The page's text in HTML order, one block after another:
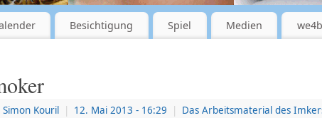
Besichtigung Spiel Medien
Simon Kouril | 12. Mai 2013 - 16:29 | Das Arbeitsmaterial des